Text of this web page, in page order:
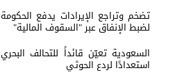
تضخم وتراجع الإيرادات يدفع الحكومة
لضبط الإنفاق عبر "السقوف المالية"
السعودية تعيّن قائداً للتحالف البحري
استعدادًا لردع الحوثي